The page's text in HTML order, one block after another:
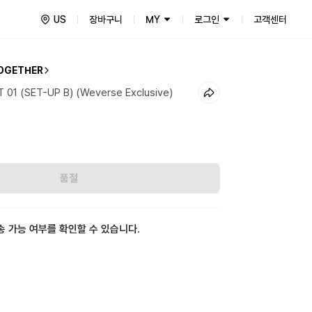
US 장바구니 MY 로그인 고객센터
01 (SET-UP B) (Weverse Exclusive)
품절
가능 여부를 확인할 수 있습니다.